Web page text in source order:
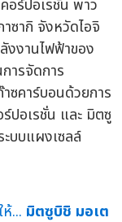
อร์ปอเรชั่น พาว
าซากิ จังหวัดไอจิ
งานไฟฟ้าของ
ารจัดการ
ซคาร์บอนด้วยการ
ปอเรชั่น และ มิตซู
บบแผงเซลล์
มิตซูบิชิ มอเต